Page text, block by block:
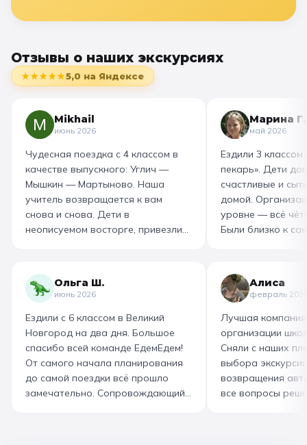
Отзывы о наших экскурсиях
★★★★★5,0 на Яндексе
Mikhail
июнь 2026
Чудесная поездка с 4 классом в
качестве выпускного: Углич —
Мышкин — Мартыново. Наша
учитель возвращается к вам
снова и снова. Дети в
неописуемом восторге, привезли
маршрут для себя, настолько
интересно и насыщенно было.
Огромная благодарность
организатору! Вы лучшие: от
выбора супер-маршрута, питания,
гостиницы, тайминга, до
интересного экскурсовода и
приятного водителя. Всё на
высшем уровне 👌
Марина Г.
май 2026
Ездили 3 классом
пекарь». Дети
счастливые и
домой.
уровне — всё
Были близко к
гигантский
изготовили
слоёного теста,
со скоморохом,
загадками. В
горячие
производстве
вкусный и
Ольга Ш.
июнь 2026
Ездили с 6 классом в Великий
Новгород на два дня. Большое
спасибо всей команде ЕдемЕдем!
От самого начала планирования
до самой поездки всё прошло
замечательно. Сопровождающий
Алиса
февраль
Лучшая
организации
Сняли с наших
выбора
возвращения
все вопросы